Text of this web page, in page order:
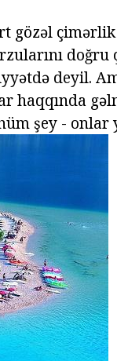
gözəl
deyil.
haqqında
şey -